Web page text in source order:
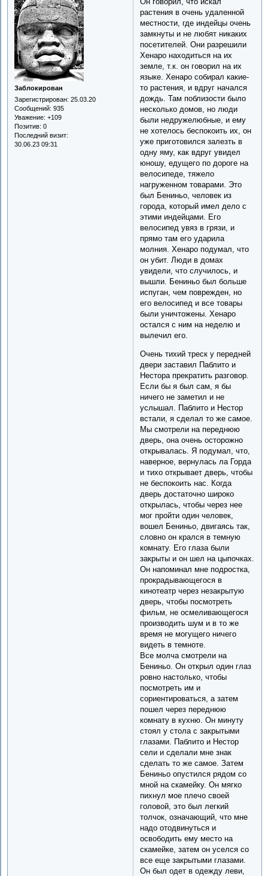
Заблокирован
Зарегистрирован: 25.03.20
Сообщений: 935
Уважение: +109
Позитив: 0
Последний визит:
30.06.23 09:31
растения в очень удаленной
местности, где индейцы очень
замкнуты и не любят никаких
посетителей. Они разрешили
Хенаро находиться на их
земле, т.к. он говорил на их
языке. Хенаро собирал какие-
то растения, и вдруг начался
дождь. Там поблизости было
несколько домов, но люди
были недружелюбные, и ему
не хотелось беспокоить их, он
уже приготовился залезть в
одну яму, как вдруг увидел
юношу, едущего по дороге на
велосипеде, тяжело
нагруженном товарами. Это
был Бениньо, человек из
города, который имел дело с
этими индейцами. Его
велосипед увяз в грязи, и
прямо там его ударила
молния. Хенаро подумал, что
он убит. Люди в домах
увидели, что случилось, и
вышли. Бениньо был больше
испуган, чем поврежден, но
его велосипед и все товары
были уничтожены. Хенаро
остался с ним на неделю и
вылечил его.
Очень тихий треск у передней
двери заставил Паблито и
Нестора прекратить разговор.
Если бы я был сам, я бы
ничего не заметил и не
услышал. Паблито и Нестор
встали, я сделал то же самое.
Мы смотрели на переднюю
дверь, она очень осторожно
открывалась. Я подумал, что,
наверное, вернулась ла Горда
и тихо открывает дверь, чтобы
не беспокоить нас. Когда
дверь достаточно широко
открылась, чтобы через нее
мог пройти один человек,
вошел Бениньо, двигаясь так,
словно он крался в темную
комнату. Его глаза были
закрыты и он шел на цыпочках.
Он напоминал мне подростка,
прокрадывающегося в
кинотеатр через незакрытую
дверь, чтобы посмотреть
фильм, не осмеливающегося
производить шум и в то же
время не могущего ничего
видеть в темноте.
Все молча смотрели на
Бениньо. Он открыл один глаз
ровно настолько, чтобы
посмотреть им и
сориентироваться, а затем
пошел через переднюю
комнату в кухню. Он минуту
стоял у стола с закрытыми
глазами. Паблито и Нестор
сели и сделали мне знак
сделать то же самое. Затем
Бениньо опустился рядом со
мной на скамейку. Он мягко
пихнул мое плечо своей
головой, это был легкий
толчок, означающий, что мне
надо отодвинуться и
освободить ему место на
скамейке, затем он уселся со
все еще закрытыми глазами.
Он был одет в одежду леви,